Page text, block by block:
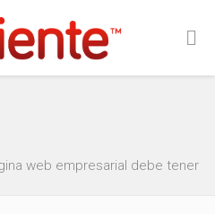
web empresarial debe tener